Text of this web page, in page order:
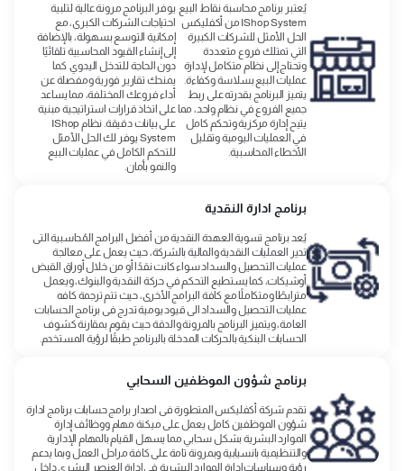
يُعتبر برنامج محاسبة نقاط البيع
IShop System من أكفليكس
الحل الأمثل للشركات الكبيرة
التي تمتلك فروع متعددة
وتحتاج إلى نظام متكامل لإدارة
عمليات البيع بسلاسة وكفاءة.
يتميز البرنامج بقدرته على ربط
جميع الفروع في نظام واحد، مما
يتيح إدارة مركزية وتحكم كامل
في العمليات اليومية وتقليل
الأخطاء المحاسبية.
يوفر البرنامج مرونة عالية لتلبية
احتياجات الشركات الكبرى، مع
إمكانية التوسع بسهولة، بالإضافة
إلى إنشاء القيود المحاسبية تلقائيًا
دون الحاجة للتدخل اليدوي. كما
يمنحك تقارير فورية ومفصلة عن
أداء فروعك المختلفة، مما يساعد
على اتخاذ قرارات استراتيجية مبنية
على بيانات دقيقة. نظام IShop
System يوفر لك الحل الأمثل
للتحكم الكامل في عمليات البيع
والنمو بأمان.
برنامج ادارة النقدية
يُعد برنامج تسوية العهدة النقدية من أفضل البرامج المُحاسبية التى
تدير العمليات النقدية والمالية بالشركة، حيث يعمل على معالجة
عمليات التحصيل والسداد سواء كانت نقدًا أو من خلال أوراق القبض
أوشيكات، كما يستطيع التحكم في حركة النقدية والبنوك، ويعمل
مترابطًا ومتكاملًا مع كافة البرامج الأخرى، حيث تتم ترجمة كافه
عمليات التحصيل والسداد الى قيود يومية تدرج فى برنامج الحسابات
العامة، ويتميز البرنامج بالمرونة والدقة حيث يقوم بمقارنة كشوف
الحسابات البنكية بالحركات المدخلة بالبرنامج طبقًا لرؤية المستخدم.
برنامج شؤون الموظفين السحابي
تقدم شركة أكفليكس المتطورة فى اصدار برامج حسابات برنامج ادارة
شؤون الموظفين كامل يعمل على ميكنة مهام ووظائف إدارة
الموارد البشرية بشكل سحابي مما يسهل القيام بالمهام الإدارية
والتنظيمية بانسيابية وبمرونة تامة على كافة مراحل العمل وبما يدعم
رؤية وسياسات إدارة الموارد البشرية في إدارة العنصر البشري داخل